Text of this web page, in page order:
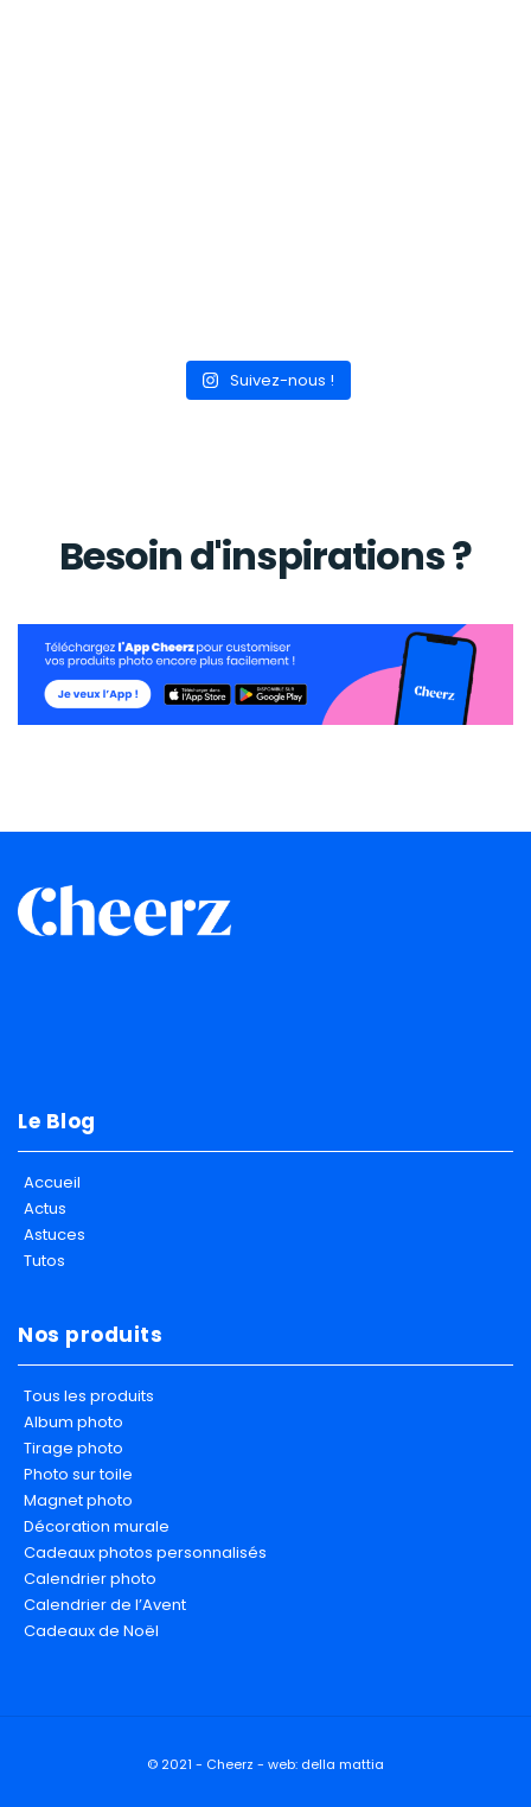
Suivez-nous !
Besoin d'inspirations ?
Le Blog
Accueil
Actus
Astuces
Tutos
Nos produits
Tous les produits
Album photo
Tirage photo
Photo sur toile
Magnet photo
Décoration murale
Cadeaux photos personnalisés
Calendrier photo
Calendrier de l’Avent
Cadeaux de Noël
© 2021 - Cheerz - web: della mattia